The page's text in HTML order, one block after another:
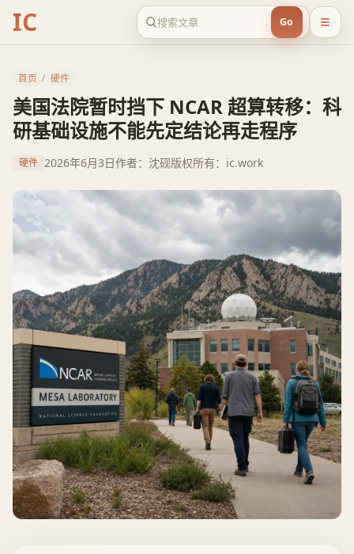
IC Go
首页 / 硬件
美国法院暂时挡下 NCAR 超算转移：科
研基础设施不能先定结论再走程序
硬件 2026年6月3日作者：沈砚版权所有：ic.work